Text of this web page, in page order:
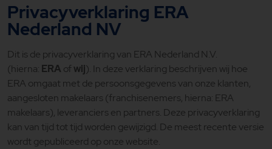
Privacyverklaring ERA
Nederland NV
Dit is de privacyverklaring van ERA Nederland N.V.
(hierna: ERA of wij). In deze verklaring beschrijven wij hoe
ERA omgaat met de persoonsgegevens van onze klanten,
aangesloten makelaars (franchisenemers, hierna: ERA
makelaars), leveranciers en partners. Deze privacyverklaring
kan van tijd tot tijd worden gewijzigd. De meest recente versie
wordt gepubliceerd op onze website.